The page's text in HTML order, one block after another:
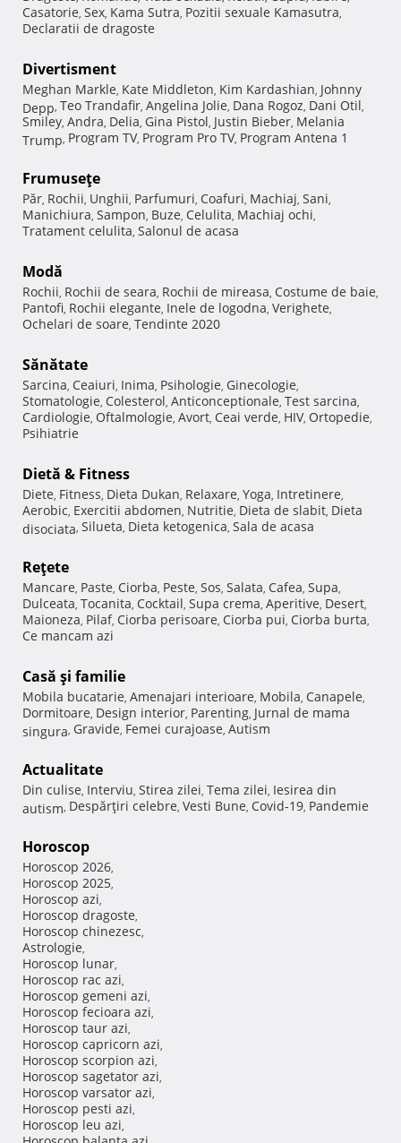
Casatorie, Sex, Kama Sutra, Pozitii sexuale Kamasutra,
Declaratii de dragoste
Divertisment
Meghan Markle, Kate Middleton, Kim Kardashian, Johnny
Depp, Teo Trandafir, Angelina Jolie, Dana Rogoz, Dani Otil,
Smiley, Andra, Delia, Gina Pistol, Justin Bieber, Melania
Trump, Program TV, Program Pro TV, Program Antena 1
Frumuseţe
Păr, Rochii, Unghii, Parfumuri, Coafuri, Machiaj, Sani,
Manichiura, Sampon, Buze, Celulita, Machiaj ochi,
Tratament celulita, Salonul de acasa
Modă
Rochii, Rochii de seara, Rochii de mireasa, Costume de baie,
Pantofi, Rochii elegante, Inele de logodna, Verighete,
Ochelari de soare, Tendinte 2020
Sănătate
Sarcina, Ceaiuri, Inima, Psihologie, Ginecologie,
Stomatologie, Colesterol, Anticonceptionale, Test sarcina,
Cardiologie, Oftalmologie, Avort, Ceai verde, HIV, Ortopedie,
Psihiatrie
Dietă & Fitness
Diete, Fitness, Dieta Dukan, Relaxare, Yoga, Intretinere,
Aerobic, Exercitii abdomen, Nutritie, Dieta de slabit, Dieta
disociata, Silueta, Dieta ketogenica, Sala de acasa
Reţete
Mancare, Paste, Ciorba, Peste, Sos, Salata, Cafea, Supa,
Dulceata, Tocanita, Cocktail, Supa crema, Aperitive, Desert,
Maioneza, Pilaf, Ciorba perisoare, Ciorba pui, Ciorba burta,
Ce mancam azi
Casă şi familie
Mobila bucatarie, Amenajari interioare, Mobila, Canapele,
Dormitoare, Design interior, Parenting, Jurnal de mama
singura, Gravide, Femei curajoase, Autism
Actualitate
Din culise, Interviu, Stirea zilei, Tema zilei, Iesirea din
autism, Despărţiri celebre, Vesti Bune, Covid-19, Pandemie
Horoscop
Horoscop 2026,
Horoscop 2025,
Horoscop azi,
Horoscop dragoste,
Horoscop chinezesc,
Astrologie,
Horoscop lunar,
Horoscop rac azi,
Horoscop gemeni azi,
Horoscop fecioara azi,
Horoscop taur azi,
Horoscop capricorn azi,
Horoscop scorpion azi,
Horoscop sagetator azi,
Horoscop varsator azi,
Horoscop pesti azi,
Horoscop leu azi,